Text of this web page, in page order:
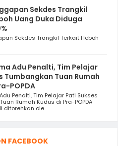
Sekdes Trangkil
Uang Duka Diduga
Sekdes Trangkil Terkait Heboh
Adu Penalti, Tim Pelajar
Tumbangkan Tuan Rumah
POPDA
Penalti, Tim Pelajar Pati Sukses
Rumah Kudus di Pra-POPDA
ditorehkan ole...
FACEBOOK